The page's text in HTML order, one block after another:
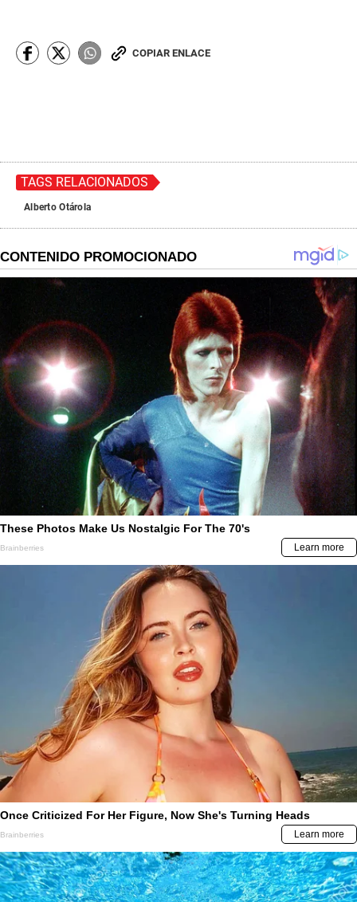
COPIAR ENLACE
TAGS RELACIONADOS
Alberto Otárola